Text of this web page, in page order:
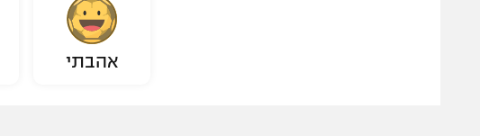
אהבתי